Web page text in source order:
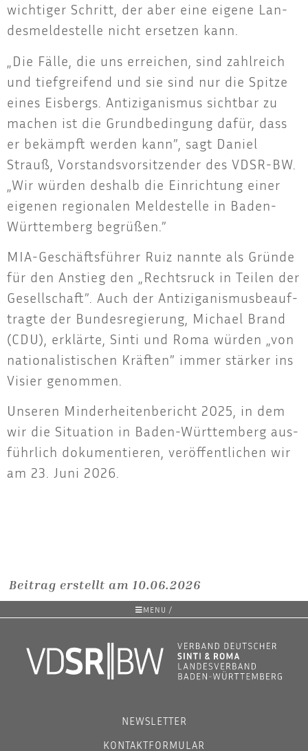
wich­ti­ger Schritt, der aber eine eige­ne Lan­
des­mel­de­stel­le nicht erset­zen kann.
„Die Fäl­le, die uns errei­chen, sind zahl­reich
und tief­grei­fend und sie sind nur die Spit­ze
eines Eis­bergs. Anti­zi­ga­nis­mus sicht­bar zu
machen ist die Grund­be­din­gung dafür, dass
er bekämpft wer­den kann”, sagt Dani­el
Strauß, Vor­stands­vor­sit­zen­der des VDSR-BW.
„Wir wür­den des­halb die Ein­rich­tung einer
eige­nen regio­na­len Mel­de­stel­le in Baden-
Würt­tem­berg begrüßen.”
MIA-Geschäfts­füh­rer Ruiz nann­te als Grün­de
für den Anstieg den „Rechts­ruck in Tei­len der
Gesell­schaft”. Auch der Anti­zi­ga­nis­mus­be­auf­
trag­te der Bun­des­re­gie­rung, Micha­el Brand
(CDU), erklär­te, Sin­ti und Roma wür­den „von
natio­na­lis­ti­schen Kräf­ten” immer stär­ker ins
Visier genommen.
Unse­ren Min­der­hei­ten­be­richt 2025, in dem
wir die Situa­ti­on in Baden-Würt­tem­berg aus­
führ­lich doku­men­tie­ren, ver­öf­fent­li­chen wir
am 23. Juni 2026.
Beitrag erstellt am 10.06.2026
MENU /
NEWSLETTER
KONTAKTFORMULAR